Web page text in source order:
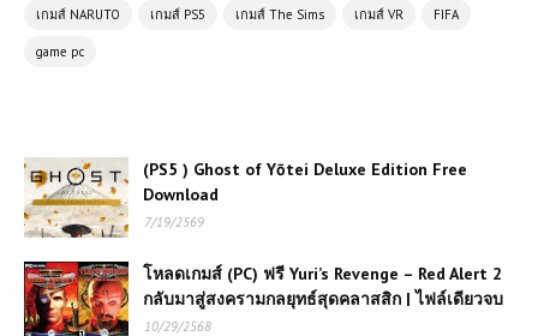
(PC) theHunter Call of the Wild |
Free Download
โหลดเกมส์ (PC) ฟรี Tactic Boxing
2026 เกมต่อยมวยเชิงกลยุทธ์แห่งยุค
ใหม่
เกมส์ NARUTO เกมส์ PS5 เกมส์ The Sims เกมส์ VR FIFA
game pc
(PS5 ) Ghost of Yōtei Deluxe Edition Free
Download
7/19/2569
โหลดเกมส์ (PC) ฟรี Yuri’s Revenge – Red Alert 2
กลับมาสู่สงครามกลยุทธ์สุดคลาสสิก | ไฟล์เดียวจบ
10/29/2568